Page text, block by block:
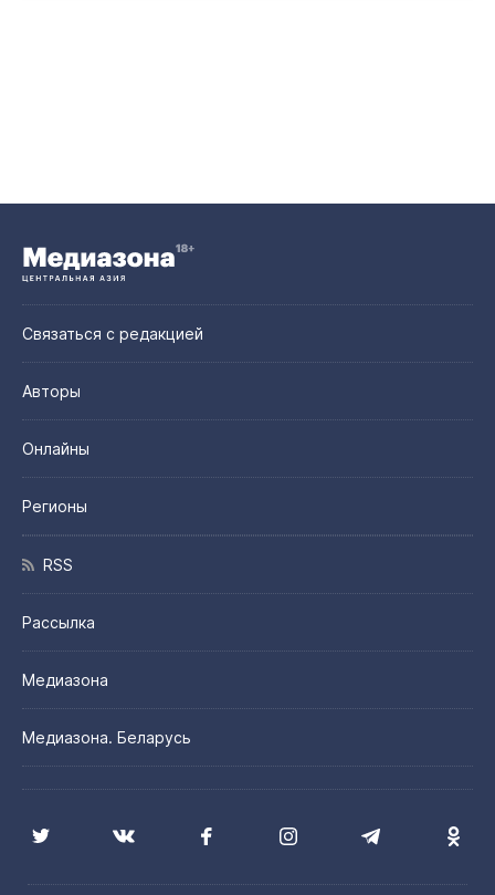
Связаться с редакцией
Авторы
Онлайны
Регионы
RSS
Рассылка
Медиазона
Медиазона. Беларусь